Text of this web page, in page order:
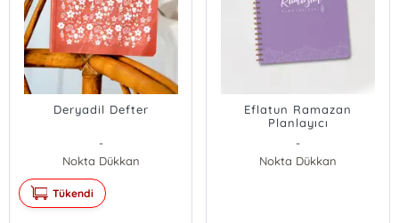
Deryadil Defter
-
Nokta Dükkan
Tükendi
Eflatun Ramazan
Planlayıcı
-
Nokta Dükkan